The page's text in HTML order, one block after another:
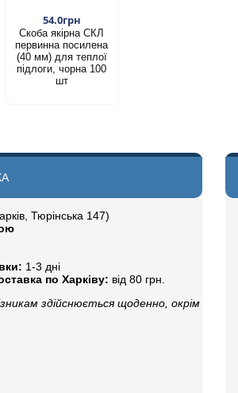
54.0грн
Скоба якірна СКЛ
первинна посилена
(40 мм) для теплої
підлоги, чорна 100
шт
Тюрінська 147)
1-3 дні
по Харківу: від 80 грн.
здійснюється щоденно, окрім